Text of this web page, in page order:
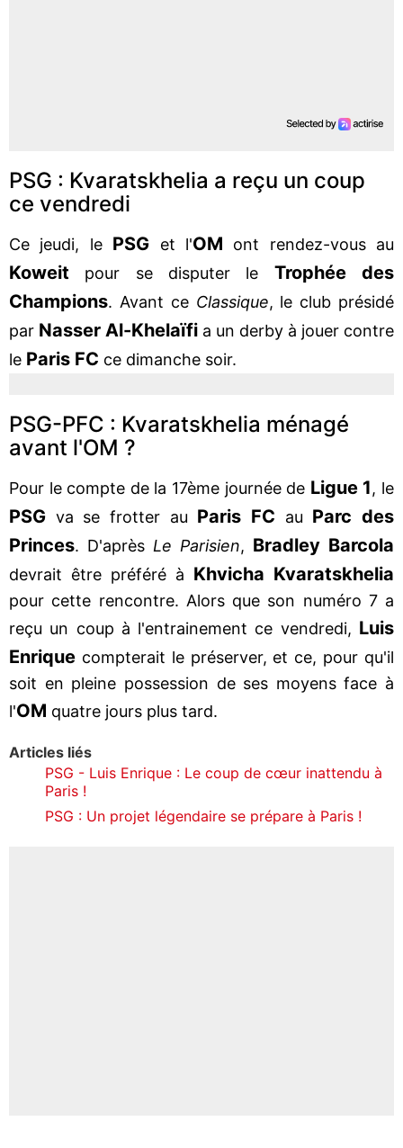
PSG : Kvaratskhelia a reçu un coup
ce vendredi
Ce jeudi, le PSG et l'OM ont rendez-vous au
Koweit pour se disputer le Trophée des
Champions. Avant ce Classique, le club présidé
par Nasser Al-Khelaïfi a un derby à jouer contre
le Paris FC ce dimanche soir.
PSG-PFC : Kvaratskhelia ménagé
avant l'OM ?
Pour le compte de la 17ème journée de Ligue 1, le
PSG va se frotter au Paris FC au Parc des
Princes. D'après Le Parisien, Bradley Barcola
devrait être préféré à Khvicha Kvaratskhelia
pour cette rencontre. Alors que son numéro 7 a
reçu un coup à l'entrainement ce vendredi, Luis
Enrique compterait le préserver, et ce, pour qu'il
soit en pleine possession de ses moyens face à
l'OM quatre jours plus tard.
Articles liés
PSG - Luis Enrique : Le coup de cœur inattendu à
Paris !
PSG : Un projet légendaire se prépare à Paris !